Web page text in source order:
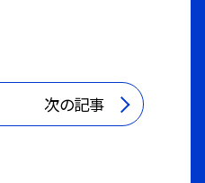
次の記事